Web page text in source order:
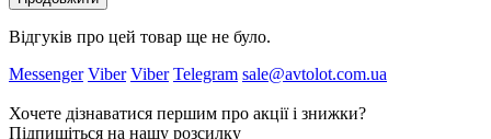
Відгуків про цей товар ще не було.
Messenger Viber Viber Telegram sale@avtolot.com.ua
Хочете дізнаватися першим про акції і знижки?
Підпишіться на нашу розсилку